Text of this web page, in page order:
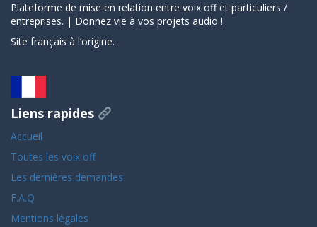
Plateforme de mise en relation entre voix off et particuliers /
entreprises. | Donnez vie à vos projets audio !
Site français à l’origine.
Liens rapides
Accueil
Toutes les voix off
Les dernières demandes
F.A.Q
Mentions légales